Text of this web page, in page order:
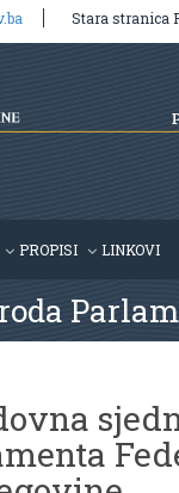
Stara stranica
PROPISI LINKOVI